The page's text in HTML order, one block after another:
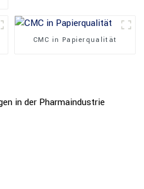
CMC in Papierqualität